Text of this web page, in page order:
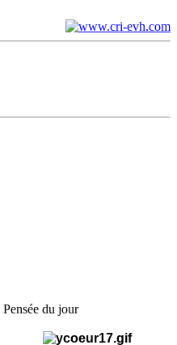
Pensée du jour